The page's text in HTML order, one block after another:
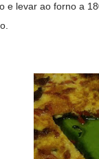
e levar ao forno a